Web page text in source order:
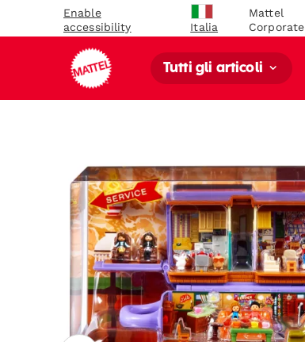
Enable
accessibility
Italia
Mattel
Corporate
Tutti gli articoli